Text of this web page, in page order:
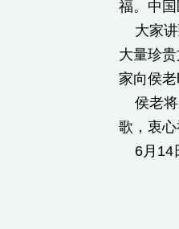
福。中
大家讲
大量珍
家向侯
侯老将
歌，衷心
6月14